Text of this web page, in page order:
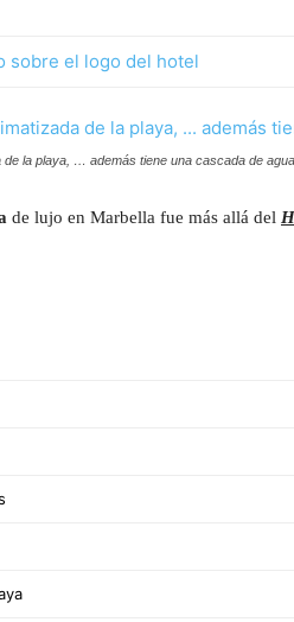
de la playa, … además tiene una cascada de
de lujo en Marbella fue más allá del